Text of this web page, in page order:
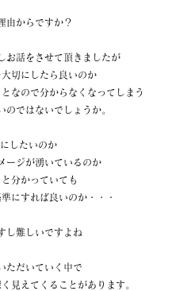
由からですか？
お話をさせて頂きましたが
切にしたら良いのか
なので分からなくなってしまう
のではないでしょうか。
したいのか
ージが湧いているのか
分かっていても
にすれば良いのか・・・
し難しいですよね
ただいていく中で
見えてくることがあります。